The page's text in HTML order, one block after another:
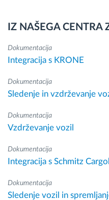
IZ NAŠEGA CENTRA
Dokumentacija
Integracija s KRONE
Dokumentacija
Sledenje in vzdrževanje
Dokumentacija
Vzdrževanje vozil
Dokumentacija
Integracija s Schmitz
Dokumentacija
Sledenje vozil in